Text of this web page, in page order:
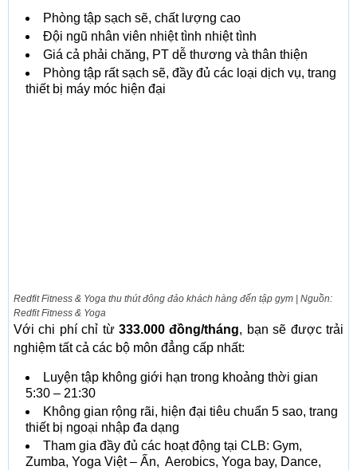
Phòng tập sạch sẽ, chất lượng cao
Đội ngũ nhân viên nhiệt tình nhiệt tình
Giá cả phải chăng, PT dễ thương và thân thiện
Phòng tập rất sạch sẽ, đầy đủ các loại dịch vụ, trang
thiết bị máy móc hiện đại
Redfit Fitness & Yoga thu thút đông đảo khách hàng đến tập gym | Nguồn:
Redfit Fitness & Yoga
Với chi phí chỉ từ 333.000 đồng/tháng, bạn sẽ được trải
nghiệm tất cả các bộ môn đẳng cấp nhất:
Luyện tập không giới hạn trong khoảng thời gian
5:30 – 21:30
Không gian rộng rãi, hiện đại tiêu chuẩn 5 sao, trang
thiết bị ngoại nhập đa dạng
Tham gia đầy đủ các hoạt động tại CLB: Gym,
Zumba, Yoga Việt – Ấn, Aerobics, Yoga bay, Dance,